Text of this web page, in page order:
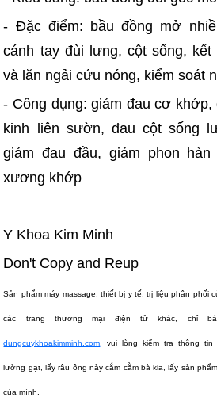
- Đặc điểm: bầu đồng mở
cánh tay đùi lưng, cột sống,
và lăn ngải cứu nóng, kiểm soát
- Công dụng: giảm đau cơ khớp,
kinh liên sườn, đau cột sống
giảm đau đầu, giảm phon
xương khớp
Y Khoa Kim Minh
Don't Copy and Reup
Sản phẩm máy massage, thiết bị y tế, trị liệu phân phối
các trang thương mại điện tử khác, chỉ
dungcuykhoakimminh.com , vui lòng kiểm tra thông
lường gạt, lấy râu ông này cắm cằm bà kia, lấy sản
của mình.